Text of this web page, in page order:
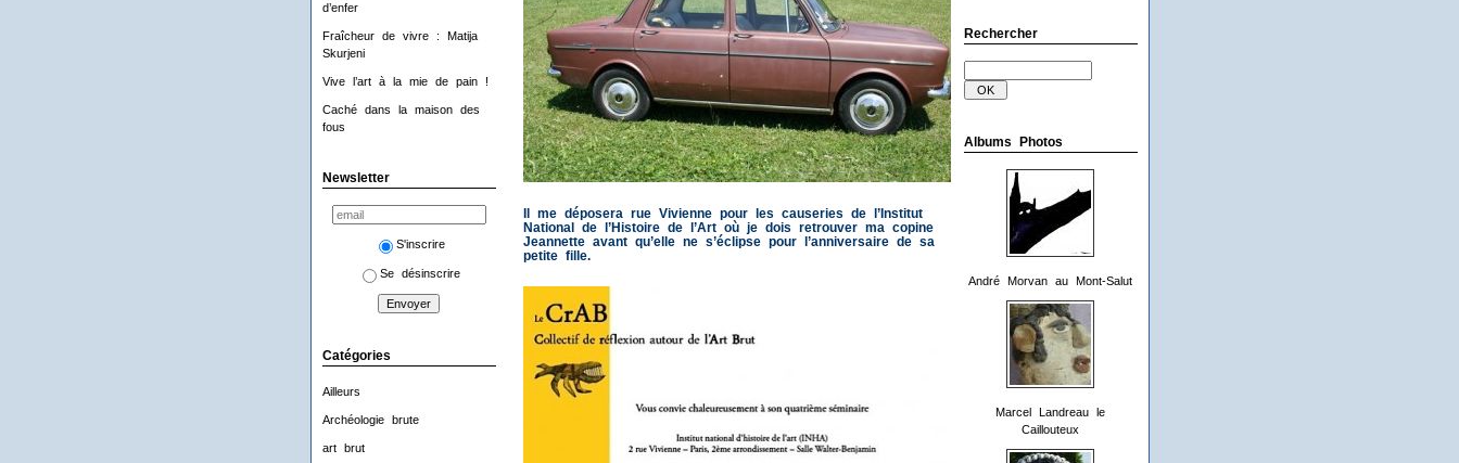
d’enfer
Fraîcheur de vivre : Matija
Skurjeni
Vive l’art à la mie de pain !
Caché dans la maison des
fous
Newsletter
S'inscrire
Se désinscrire
Catégories
Ailleurs
Archéologie brute
art brut
Rechercher
Albums Photos
André Morvan au Mont-Salut
Marcel Landreau le
Caillouteux
Il me déposera rue Vivienne pour les causeries de l’Institut
National de l’Histoire de l’Art où je dois retrouver ma copine
Jeannette avant qu’elle ne s’éclipse pour l’anniversaire de sa
petite fille.